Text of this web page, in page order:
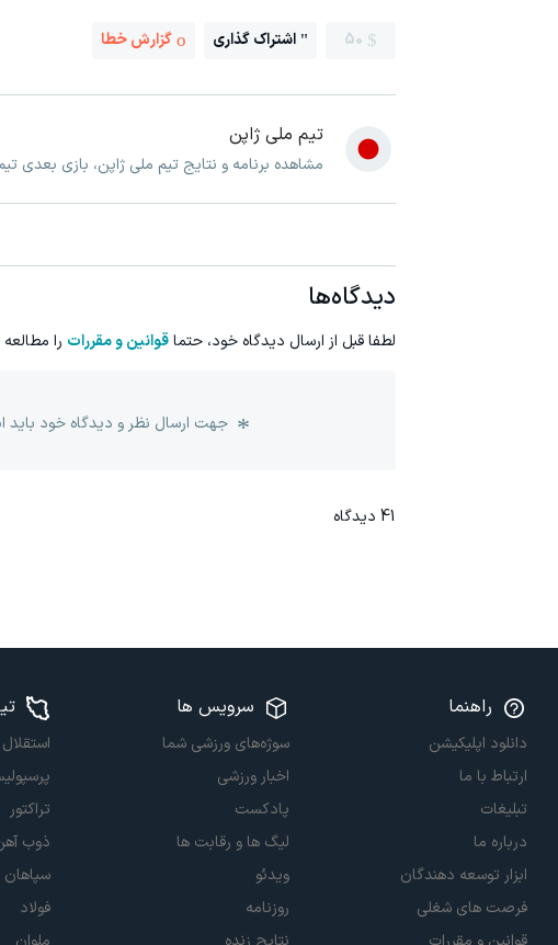
50 اشتراک گذاری گزارش خطا
تیم ملی ژاپن
مشاهده برنامه و نتایج تیم ملی ژاپن، بازی بعدی
دیدگاه‌ها
لطفا قبل از ارسال دیدگاه خود، حتماقوانین و مقررات را
جهت ارسال نظر و دیدگاه خود باید
41 دیدگاه
راهنما
دانلود اپلیکیشن
ارتباط با ما
تبلیغات
درباره ما
ابزار توسعه دهندگان
فرصت های شغلی
سرویس ها
سوژه‌های ورزشی شما
اخبار ورزشی
پادکست
لیگ ها و رقابت ها
ویدئو
روزنامه
استقلال
تراکتور
ذوب
سپاهان
فولاد